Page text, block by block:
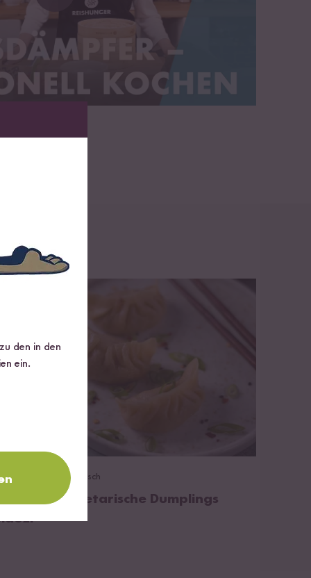
90 min Vegetarisch
vegetarische Dumplings
den in den
ein.